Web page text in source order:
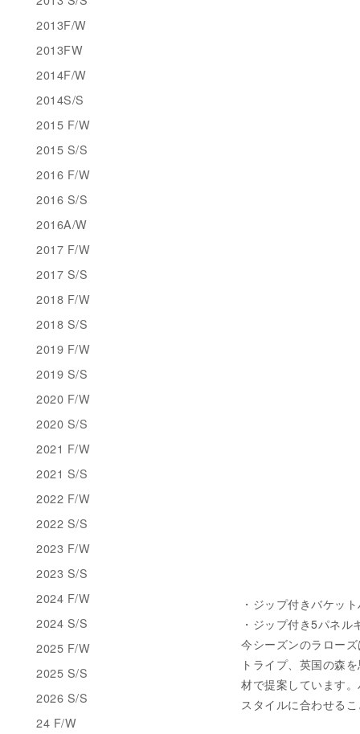
・ジップ付きバケッ
・ジップ付き5パネ
今シーズンのラロー
トライプ、英国の森
材で提案しています
スタイルに合わせる
2013F/W
2013FW
2014F/W
2014S/S
2015 F/W
2015 S/S
2016 F/W
2016 S/S
2016A/W
2017 F/W
2017 S/S
2018 F/W
2018 S/S
2019 F/W
2019 S/S
2020 F/W
2020 S/S
2021 F/W
2021 S/S
2022 F/W
2022 S/S
2023 F/W
2023 S/S
2024 F/W
2024 S/S
2025 F/W
2025 S/S
2026 S/S
24 F/W